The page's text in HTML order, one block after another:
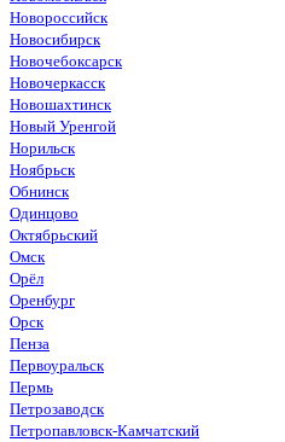
Новороссийск
Новосибирск
Новочебоксарск
Новочеркасск
Новошахтинск
Новый Уренгой
Норильск
Ноябрьск
Обнинск
Одинцово
Октябрьский
Омск
Орёл
Оренбург
Орск
Пенза
Первоуральск
Пермь
Петрозаводск
Петропавловск-Камчатский